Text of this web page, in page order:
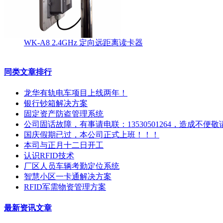
WK-A8 2.4GHz 定向远距离读卡器
同类文章排行
龙华有轨电车项目上线两年！
银行钞箱解决方案
固定资产防盗管理系统
公司固话故障，有事请电联：13530501264，造成不便敬
国庆假期已过，本公司正式上班！！！
本司与正月十二日开工
认识RFID技术
厂区人员车辆考勤定位系统
智慧小区一卡通解决方案
RFID军需物资管理方案
最新资讯文章